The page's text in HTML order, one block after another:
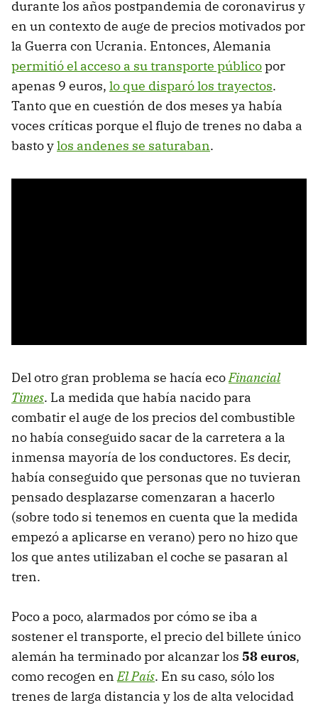
durante los años postpandemia de coronavirus y
en un contexto de auge de precios motivados por
la Guerra con Ucrania. Entonces, Alemania
permitió el acceso a su transporte públicopor
apenas 9 euros, lo que disparó los trayectos.
Tanto que en cuestión de dos meses ya había
voces críticas porque el flujo de trenes no daba a
basto ylos andenes se saturaban.
Del otro gran problema se hacía ecoFinancial
Times. La medida que había nacido para
combatir el auge de los precios del combustible
no había conseguido sacar de la carretera a la
inmensa mayoría de los conductores. Es decir,
había conseguido que personas que no tuvieran
pensado desplazarse comenzaran a hacerlo
(sobre todo si tenemos en cuenta que la medida
empezó a aplicarse en verano) pero no hizo que
los que antes utilizaban el coche se pasaran al
tren.
Poco a poco, alarmados por cómo se iba a
sostener el transporte, el precio del billete único
alemán ha terminado por alcanzar los 58 euros,
como recogen enEl País. En su caso, sólo los
trenes de larga distancia y los de alta velocidad